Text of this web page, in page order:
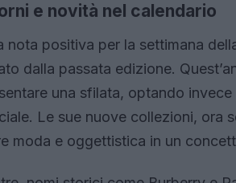
e novità nel calendario
nota positiva per la settimana
dalla passata edizione.
una sfilata, optando
Le sue nuove collezioni, ora
moda e oggettistica in un